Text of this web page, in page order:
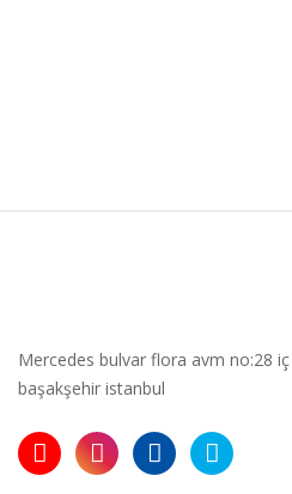
Mercedes bulvar flora avm no:28
başakşehir istanbul